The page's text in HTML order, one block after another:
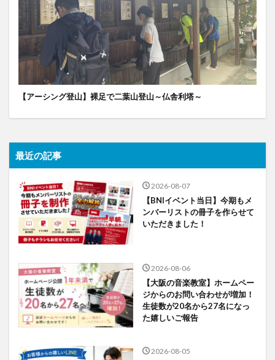
【アーシング登山】裸足で二葉山登山～仏舎利塔～
最近の記事
2026-08-07
【BNIイベント当日】今期もメ
ンバーリストの冊子を作らせて
いただきました！
2026-08-06
【大阪の音楽教室】ホームペー
ジからのお問い合わせが増加！
生徒数が20名から27名になっ
た嬉しいご報告
2026-08-05